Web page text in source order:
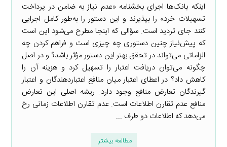
اینکه بانک‌ها اجرای بخشنامه «عدم نیاز به ضامن در پرداخت
تسهیلات خرد» را بپذیرند و این دستور را به‌طور کامل اجرایی
کنند جای تردید است. سؤالی که اینجا مطرح می‌شود این است
که پیش‌نیاز چنین دستوری چه چیزی است و فراهم کردن چه
الزاماتی می‌تواند در تحقق بهتر این دستور مؤثر باشد؟ و در اصل
چگونه می‌توان دریافت اعتبار را تسهیل کرد و هزینه آن را
کاهش داد؟ در اعطای اعتبار میان منافع اعتباردهندگان و اعتبار
گیرندگان تعارض منافع وجود دارد. ریشه اصلی این تعارض
منافع عدم تقارن اطلاعات است. عدم تقارن اطلاعات زمانی رخ
می‌دهد که اطلاعات دو طرف ...
مطالعه بیشتر